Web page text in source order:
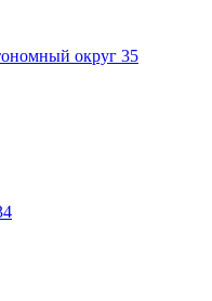
округ 35